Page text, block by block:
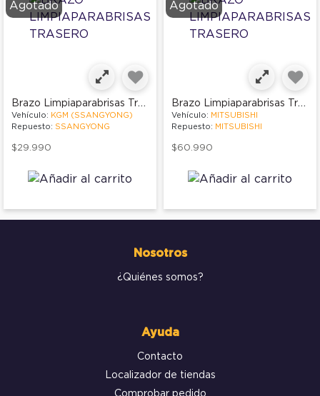
Agotado
Brazo Limpiaparabrisas Trasero
Vehículo: KGM (SSANGYONG)
Repuesto: SSANGYONG
$29.990
Agotado
Brazo Limpiaparabrisas Trasero
Vehículo: MITSUBISHI
Repuesto: MITSUBISHI
$60.990
Nosotros
¿Quiénes somos?
Ayuda
Contacto
Localizador de tiendas
Comprobar pedido